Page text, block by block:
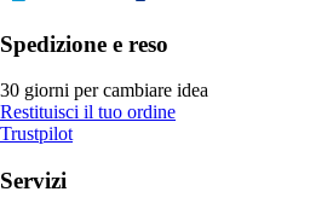
Spedizione e reso
30 giorni per cambiare idea
Restituisci il tuo ordine
Trustpilot
Servizi